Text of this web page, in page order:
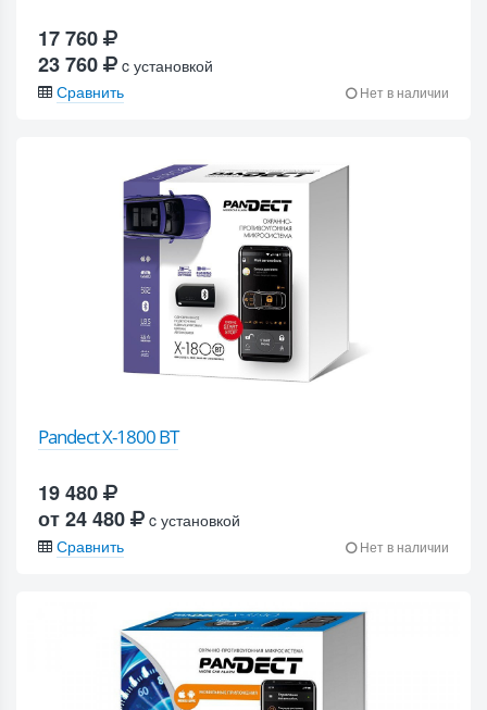
17 760
23 760
c установкой
Сравнить
Нет в наличии
Pandect X-1800 BT
19 480
от 24 480
c установкой
Сравнить
Нет в наличии